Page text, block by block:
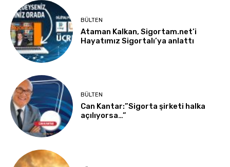
BÜLTEN
Ataman Kalkan, Sigortam.net’i
Hayatımız Sigortalı’ya anlattı
BÜLTEN
Can Kantar:”Sigorta şirketi halka
açılıyorsa…”